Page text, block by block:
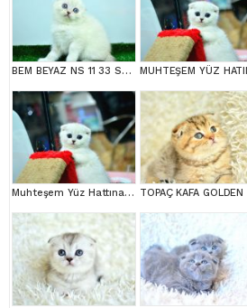
BEM BEYAZ NS 11 33 SCOTTİSH FOLD
Muhteşem Yüz Hattına Sahip Silver Scottish Fold